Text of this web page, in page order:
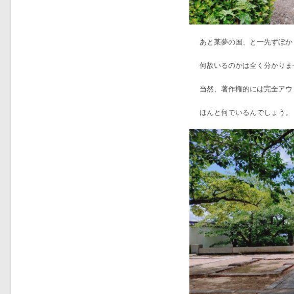
あと某夢の国、と一先ずぼ
何故いるのかは全く分かりま
当然、著作権的には完全ア
ほんと何でいるんでしょう。